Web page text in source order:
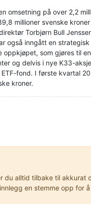
omsetning på over 2,2
millioner svenske
Torbjørn Bull
også inngått en
som gjøres til
og delvis i nye K33-
fond. I første kvartal
kroner.
du alltid tilbake til akkurat
en stemme opp for